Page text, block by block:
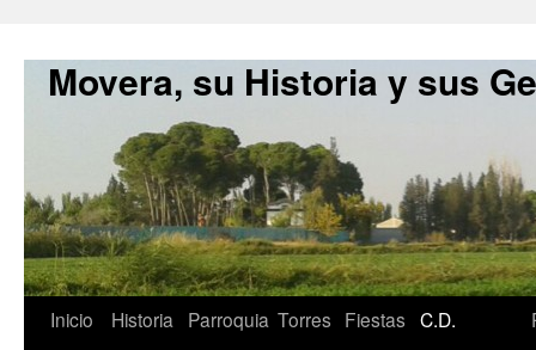
Movera, su Historia y sus
Inicio Historia Parroquia Torres Fiestas C.D.